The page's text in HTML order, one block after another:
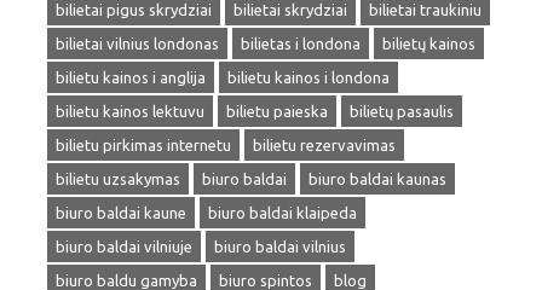
bilietai pigus skrydziai
bilietai skrydziai
bilietai traukiniu
bilietai vilnius londonas
bilietas i londona
bilietų kainos
bilietu kainos i anglija
bilietu kainos i londona
bilietu kainos lektuvu
bilietu paieska
bilietų pasaulis
bilietu pirkimas internetu
bilietu rezervavimas
bilietu uzsakymas
biuro baldai
biuro baldai kaunas
biuro baldai kaune
biuro baldai klaipeda
biuro baldai vilniuje
biuro baldai vilnius
biuro baldu gamyba
biuro spintos
blog